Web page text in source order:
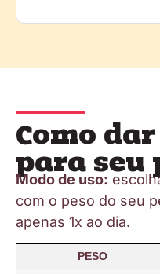
Como dar
para seu
Modo de uso:
com o peso do seu
apenas 1x ao dia.
PESO